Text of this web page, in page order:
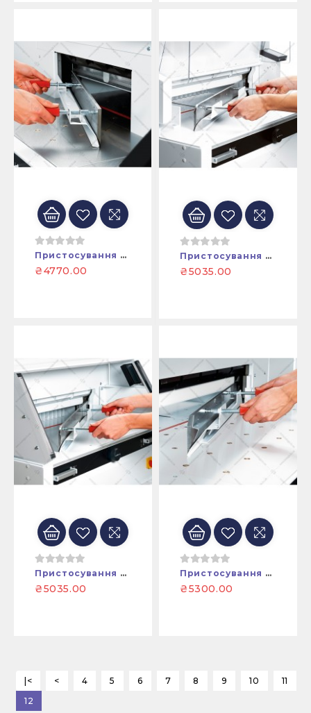
Пристосування Для Заміни (встановлення) Ножа Гільйотини EBA5560
₴4770.00
Пристосування Для Заміни (встановлення) Ножа Гільйотини EBA6655
₴5035.00
Пристосування Для Заміни (встановлення) Ножа Гільйотини EBA6660
₴5035.00
Пристосування Для Заміни (встановлення) Ножа Гільйотини EBA7260
₴5300.00
|< < 4 5 6 7 8 9 10
11
12